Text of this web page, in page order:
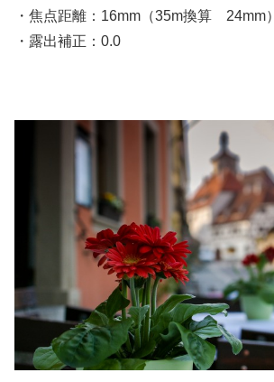
・焦点距離：16mm（35m換算 24mm）
・露出補正：0.0